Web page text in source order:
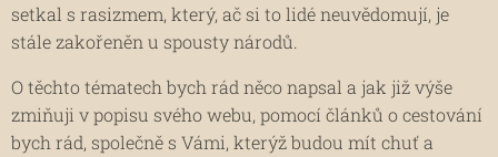
setkal s rasizmem, který, ač si to lidé neuvědomují, je
stále zakořeněn u spousty národů.
O těchto tématech bych rád něco napsal a jak již výše
zmiňuji v popisu svého webu, pomocí článků o cestování
bych rád, společně s Vámi, kterýž budou mít chuť a